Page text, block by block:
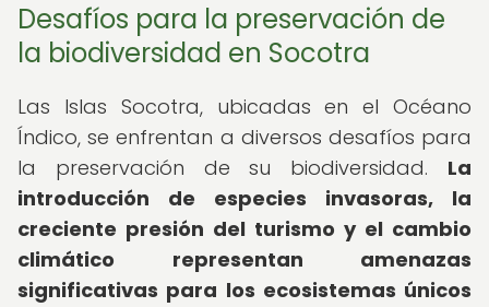
Desafíos para la preservación de
la biodiversidad en Socotra
Las Islas Socotra, ubicadas en el Océano
Índico, se enfrentan a diversos desafíos para
la preservación de su biodiversidad. La
introducción de especies invasoras, la
creciente presión del turismo y el cambio
climático representan amenazas
significativas para los ecosistemas únicos